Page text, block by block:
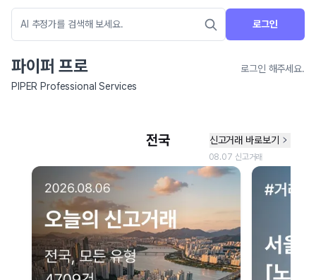
로그인
파이퍼 프로
로그인 해주세요.
PIPER Professional Services